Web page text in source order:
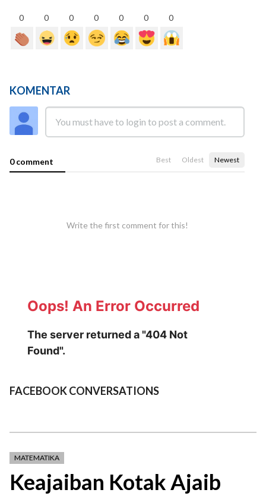
0 0 0 0 0 0 0
KOMENTAR
0 comment Best Oldest Newest
Write the first comment for this!
FACEBOOK CONVERSATIONS
MATEMATIKA
Keajaiban Kotak Ajaib